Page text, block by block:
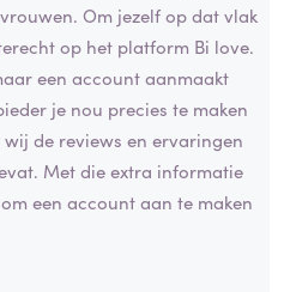
Om jezelf op dat vlak
op het platform Bi love.
een account aanmaakt
je nou precies te maken
de reviews en ervaringen
Met die extra informatie
een account aan te maken